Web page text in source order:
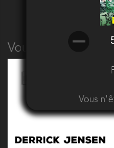
Vous aimerez
Vous